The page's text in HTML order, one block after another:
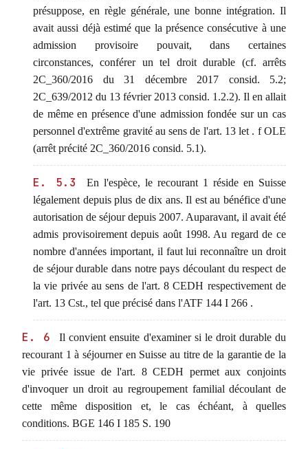
présuppose, en règle générale, une bonne intégration. Il
avait aussi déjà estimé que la présence consécutive à une
admission provisoire pouvait, dans certaines
circonstances, conférer un tel droit durable (cf. arrêts
2C_360/2016 du 31 décembre 2017 consid. 5.2;
2C_639/2012 du 13 février 2013 consid. 1.2.2). Il en allait
de même en présence d'une admission fondée sur un cas
personnel d'extrême gravité au sens de l'art. 13 let . f OLE
(arrêt précité 2C_360/2016 consid. 5.1).
E. 5.3
En l'espèce, le recourant 1 réside en Suisse
légalement depuis plus de dix ans. Il est au bénéfice d'une
autorisation de séjour depuis 2007. Auparavant, il avait été
admis provisoirement depuis août 1998. Au regard de ce
nombre d'années important, il faut lui reconnaître un droit
de séjour durable dans notre pays découlant du respect de
la vie privée au sens de l'art. 8 CEDH respectivement de
l'art. 13 Cst., tel que précisé dans l'ATF 144 I 266 .
E. 6
Il convient ensuite d'examiner si le droit durable du
recourant 1 à séjourner en Suisse au titre de la garantie de la
vie privée issue de l'art. 8 CEDH permet aux conjoints
d'invoquer un droit au regroupement familial découlant de
cette même disposition et, le cas échéant, à quelles
conditions. BGE 146 I 185 S. 190